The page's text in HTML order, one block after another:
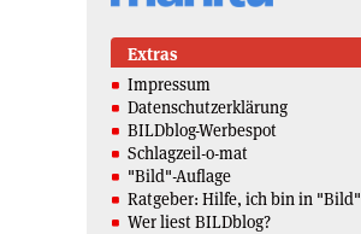
Extras
Impressum
Datenschutzerklärung
BILDblog-Werbespot
Schlagzeil-o-mat
"Bild"-Auflage
Ratgeber: Hilfe, ich bin in "Bild"
Wer liest BILDblog?